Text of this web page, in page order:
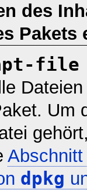
des
Pakets
Um
Abschnitt
dpkg